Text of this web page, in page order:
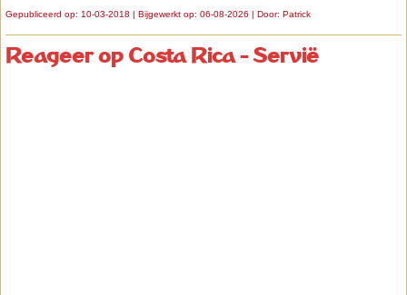
Gepubliceerd op: 10-03-2018 | Bijgewerkt op: 06-08-2026 | Door: Patrick
Reageer op Costa Rica - Servië